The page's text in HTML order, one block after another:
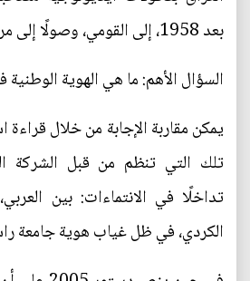
بعد 1958، إلى القومي، وصولًا إلى مرحلة ما بعد 2003.
السؤال الأهم: ما هي الهوية
يمكن مقاربة الإجابة من خلال
تلك التي تنظم من قبل الشركة
تداخلًا في الانتماءات: بين
الكردي، في ظل غياب هوية جامعة